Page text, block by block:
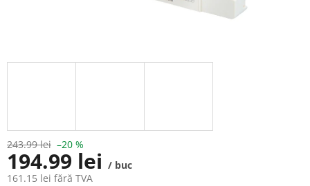
243.99 lei –20 %
194.99 lei / buc
161.15 lei fără TVA